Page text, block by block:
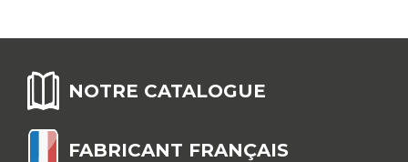
NOTRE CATALOGUE
FABRICANT FRANÇAIS